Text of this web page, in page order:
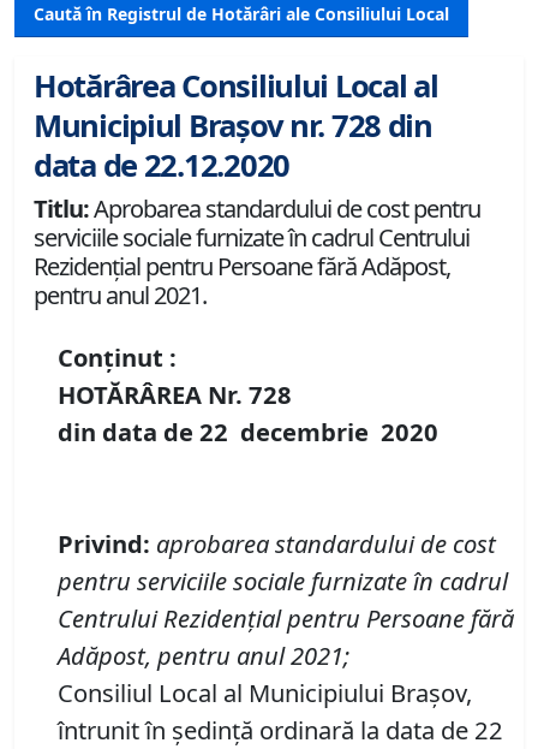
Caută în Registrul de Hotărâri ale Consiliului Local
Hotărârea Consiliului Local al
Municipiul Brașov nr. 728 din
data de 22.12.2020
Titlu:Aprobarea standardului de cost pentru
serviciile sociale furnizate în cadrul Centrului
Rezidențial pentru Persoane fără Adăpost,
pentru anul 2021.
Conținut :
HOTĂRÂREA Nr. 728
din data de 22 decembrie 2020
Privind: aprobarea standardului de cost
pentru serviciile sociale furnizate în cadrul
Centrului Rezidențial pentru Persoane fără
Adăpost, pentru anul 2021;
Consiliul Local al Municipiului Brașov,
întrunit în ședință ordinară la data de 22